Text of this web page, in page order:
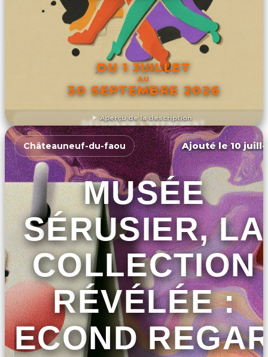
Aperçu de la description
DU 1 JUILLET
AU
30 SEPTEMBRE 2026
DÉCOUVRIR L'ÉVÉNEMENT
Châteauneuf-du-faou Ajouté le 10
MUSÉE
SÉRUSIER, LA
COLLECTION
RÉVÉLÉE :